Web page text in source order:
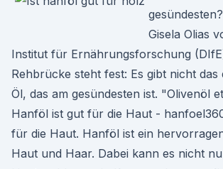
Gisela Olias
Institut für Ernährungsforschung
Rehbrücke steht fest: Es gibt nicht das
Öl, das am gesündesten ist. "Olivenöl
Hanföl ist gut für die Haut -
für die Haut. Hanföl ist ein
Haut und Haar. Dabei kann es nicht